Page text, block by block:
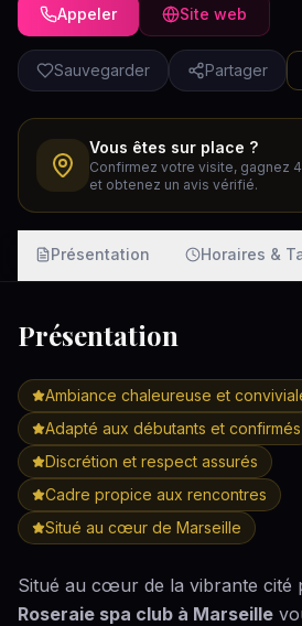
Appeler
Site web
Sauvegarder Partager
Vous êtes sur place ?
Confirmez votre visite, gagnez
et obtenez un avis vérifié.
Présentation Horaires &
Présentation
Ambiance chaleureuse et
Adapté aux débutants et confirmés
Discrétion et respect assurés
Cadre propice aux rencontres
Situé au cœur de Marseille
Situé au cœur de la vibrante cité
Roseraie spa club à Marseille